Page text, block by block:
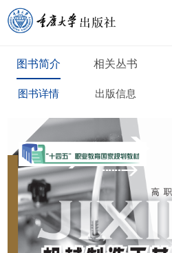
图书简介 相关丛书
图书详情 出版信息